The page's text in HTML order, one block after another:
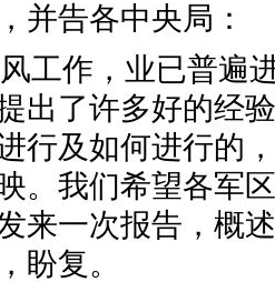
并告各中央局：
工作，业已普遍
出了许多好的经
行及如何进行的
。我们希望各军
来一次报告，概
盼复。